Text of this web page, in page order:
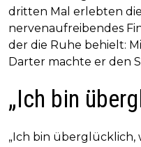
dritten Mal erlebten
nervenaufreibendes
der die Ruhe behielt:
Darter machte er den
„Ich bin
„Ich bin überglücklich,